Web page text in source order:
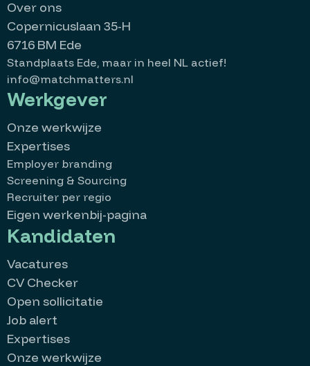
Over ons
Copernicuslaan 35-H
6716 BM Ede
Standplaats Ede, maar in heel NL actief!
info@matchmatters.nl
Werkgever
Onze werkwijze
Expertises
Employer branding
Screening & Sourcing
Recruiter per regio
Eigen werkenbij-pagina
Kandidaten
Vacatures
CV Checker
Open sollicitatie
Job alert
Expertises
Onze werkwijze